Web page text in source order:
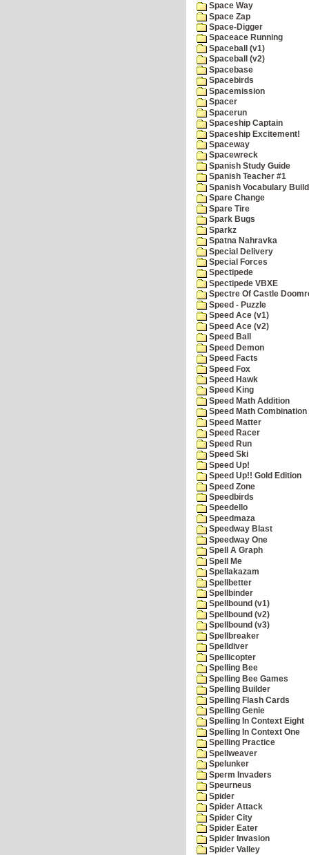
Space Way
Space Zap
Space-Digger
Spaceace Running
Spaceball (v1)
Spaceball (v2)
Spacebase
Spacebirds
Spacemission
Spacer
Spacerun
Spaceship Captain
Spaceship Excitement!
Spaceway
Spacewreck
Spanish Study Guide
Spanish Teacher #1
Spanish Vocabulary
Spare Change
Spare Tire
Spark Bugs
Sparkz
Spatna Nahravka
Special Delivery
Special Forces
Spectipede
Spectipede VBXE
Spectre Of Castle
Speed - Puzzle
Speed Ace (v1)
Speed Ace (v2)
Speed Ball
Speed Demon
Speed Facts
Speed Fox
Speed Hawk
Speed King
Speed Math Addition
Speed Math Combination
Speed Matter
Speed Racer
Speed Run
Speed Ski
Speed Up!
Speed Up!! Gold Edition
Speed Zone
Speedbirds
Speedello
Speedmaza
Speedway Blast
Speedway One
Spell A Graph
Spell Me
Spellakazam
Spellbetter
Spellbinder
Spellbound (v1)
Spellbound (v2)
Spellbound (v3)
Spellbreaker
Spelldiver
Spellicopter
Spelling Bee
Spelling Bee Games
Spelling Builder
Spelling Flash Cards
Spelling Genie
Spelling In Context Eight
Spelling In Context One
Spelling Practice
Spellweaver
Spelunker
Sperm Invaders
Speurneus
Spider
Spider Attack
Spider City
Spider Eater
Spider Invasion
Spider Valley